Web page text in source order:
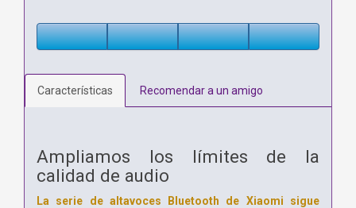
Características Recomendar a un amigo
Ampliamos los límites de la
calidad de audio
La serie de altavoces Bluetooth de Xiaomi sigue